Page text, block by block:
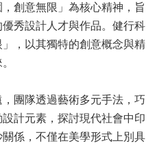
創意無限」為核心精神，旨
秀設計人才與作品。健行科
，以其獨特的創意概念與精
團隊透過藝術多元手法，巧
計元素，探討現代社會中印
係，不僅在美學形式上別具